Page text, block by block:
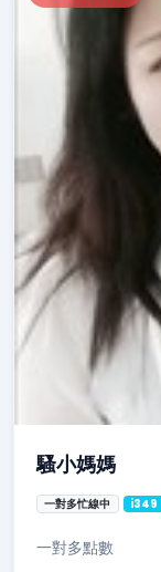
騷小媽媽
一對多忙線中 i349
一對多點數